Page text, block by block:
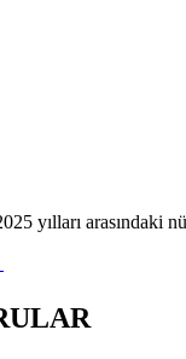
yılları arasındaki